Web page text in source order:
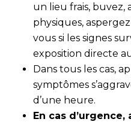
un lieu frais, buvez,
physiques,
vous si les signes
exposition directe
Dans tous les cas,
symptômes
d’une heure.
En cas d’urgence,